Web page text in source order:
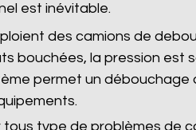
est inévitable.
des camions de
bouchées, la pression est
permet un
type de problèmes de